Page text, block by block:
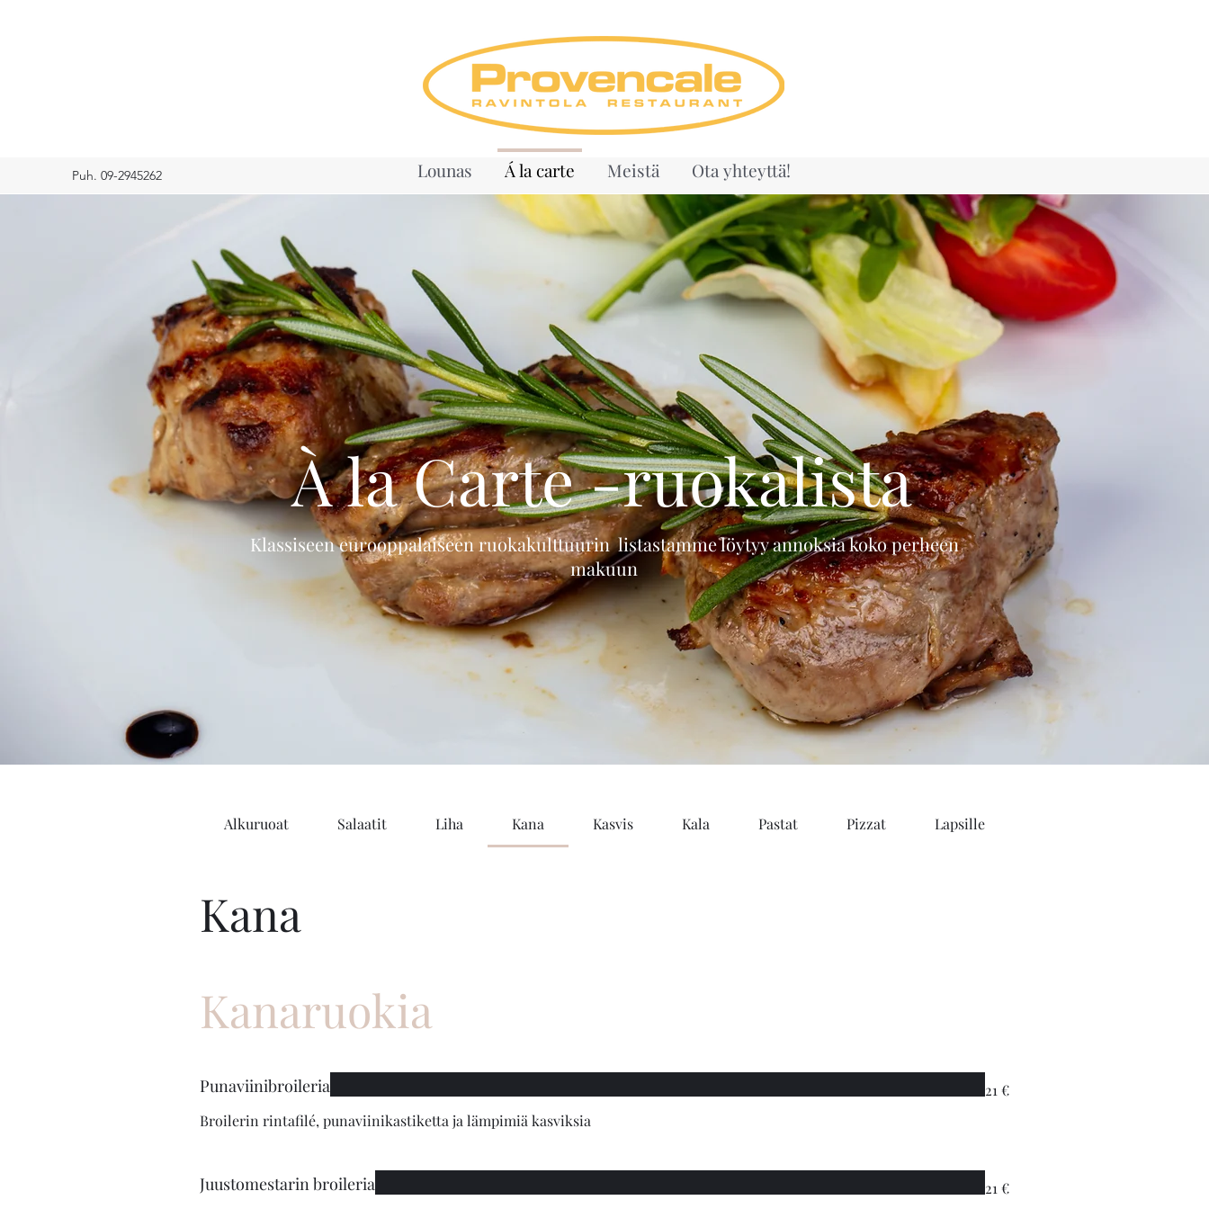
Puh. 09-2945262 Lounas Á la carte Meistä Ota yhteyttä!
À la Carte -ruokalista
Klassiseen eurooppalaiseen ruokakulttuurin listastamme löytyy annoksia koko perheen
makuun
Alkuruoat Salaatit Liha Kana Kasvis Kala Pastat Pizzat Lapsille
Kana
Kanaruokia
Punaviinibroileria
Broilerin rintafilé, punaviinikastiketta ja lämpimiä kasviksia
21 €
Juustomestarin broileria 21 €